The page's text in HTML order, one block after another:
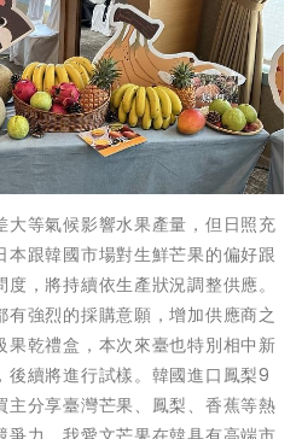
大等氣候影響水果產量，但日照充
本跟韓國市場對生鮮芒果的偏好跟
，將持續依生產狀況調整供應。
強烈的採購意願，增加供應商之
果乾禮盒，本次來臺也特別相中新
後續將進行試樣。韓國進口鳳梨9
主分享臺灣芒果、鳳梨、香蕉等熱